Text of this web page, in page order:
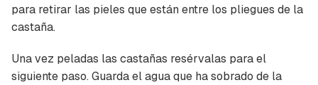
para retirar las pieles que están entre los pliegues de la
castaña.
Una vez peladas las castañas resérvalas para el
siguiente paso. Guarda el agua que ha sobrado de la